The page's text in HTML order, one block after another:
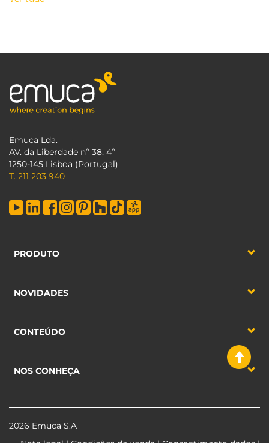
Emuca Lda.
AV. da Liberdade nº 38, 4º
1250-145 Lisboa (Portugal)
T. 211 203 940
PRODUTO
NOVIDADES
CONTEÚDO
NOS CONHEÇA
2026 Emuca S.A